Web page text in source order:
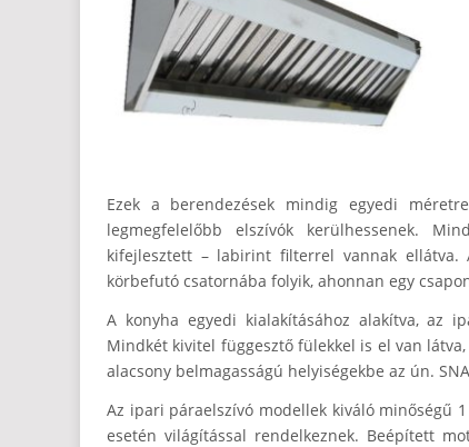
Ezek a berendezések mindig egyedi
legmegfelelőbb elszívók kerülhessenek.
kifejlesztett – labirint filterrel vannak ellátva.
körbefutó csatornába folyik, ahonnan egy
A konyha egyedi kialakításához alakítva, az
Mindkét kivitel függesztő fülekkel is el van
alacsony belmagasságú helyiségekbe az ún.
Az ipari páraelszívó modellek kiváló minőségű
esetén világítással rendelkeznek. Beépített